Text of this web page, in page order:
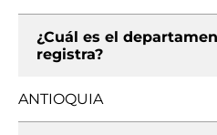
¿Cuál es el
registra?
ANTIOQUIA